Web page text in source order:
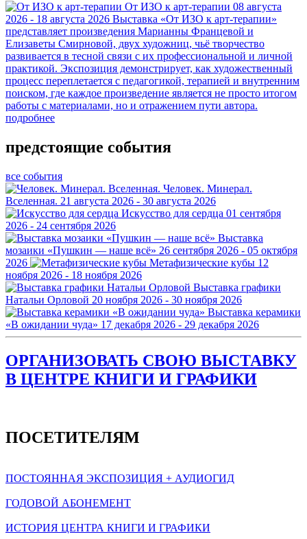
От ИЗО к арт-терапии 08 августа
2026 - 18 августа 2026 Выставка «От ИЗО к арт-терапии»
представляет произведения Марианны Францевой и
Елизаветы Смирновой, двух художниц, чьё творчество
развивается в тесной связи с их профессиональной и личной
практикой. Экспозиция демонстрирует, как художественный
процесс переплетается с педагогикой, терапией и внутренним
поиском, где каждое произведение является не просто итогом
работы с материалами, но и отражением пути автора.
подробнее
предстоящие события
все события
Человек. Минерал.
Вселенная. 21 августа 2026 - 30 августа 2026
Искусство для сердца 01 сентября
2026 - 24 сентября 2026
Выставка
мозаики «Пушкин — наше всё» 26 сентября 2026 - 05 октября
2026
Метафизические кубы 12
ноября 2026 - 18 ноября 2026
Выставка графики
Натальи Орловой 20 ноября 2026 - 30 ноября 2026
Выставка керамики
«В ожидании чуда» 17 декабря 2026 - 29 декабря 2026
ОРГАНИЗОВАТЬ СВОЮ ВЫСТАВКУ
В ЦЕНТРЕ КНИГИ И ГРАФИКИ
ПОСЕТИТЕЛЯМ
ПОСТОЯННАЯ ЭКСПОЗИЦИЯ + АУДИОГИД
ГОДОВОЙ АБОНЕМЕНТ
ИСТОРИЯ ЦЕНТРА КНИГИ И ГРАФИКИ